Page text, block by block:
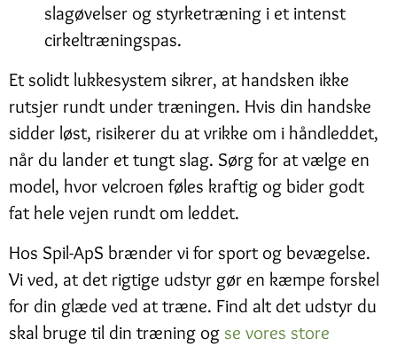
slagøvelser og styrketræning i et intenst
cirkeltræningspas.
Et solidt lukkesystem sikrer, at handsken ikke
rutsjer rundt under træningen. Hvis din handske
sidder løst, risikerer du at vrikke om i håndleddet,
når du lander et tungt slag. Sørg for at vælge en
model, hvor velcroen føles kraftig og bider godt
fat hele vejen rundt om leddet.
Hos Spil-ApS brænder vi for sport og bevægelse.
Vi ved, at det rigtige udstyr gør en kæmpe forskel
for din glæde ved at træne. Find alt det udstyr du
skal bruge til din træning og se vores store